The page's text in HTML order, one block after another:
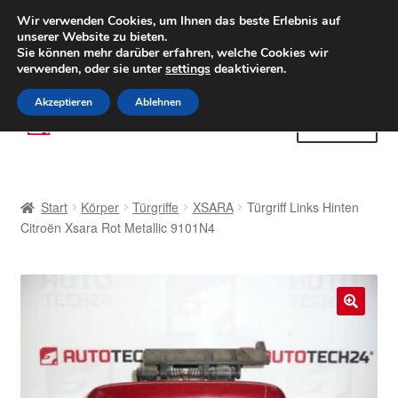
LIEFERUNG ab 6 EUR
Weltweiter Versand
(800) 500 564Mo-Fr 9-16 Uhr
Zur
Navigation
Zum
Inhalt
AGB
Datenschutz-Bestimmungen
Start Körper Türgriffe XSARA
Türgriff Links Hinten
Citroën Xsara Rot Metallic 9101N4
Wir verwenden Cookies, um Ihnen das beste Erlebnis auf
unserer Website zu bieten.
Sie können mehr darüber erfahren, welche Cookies wir
verwenden, oder sie untersettings deaktivieren.
Akzeptieren Ablehnen